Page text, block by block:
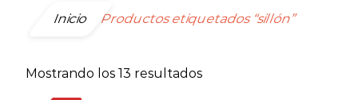
Inicio Productos etiquetados “sillón”
Mostrando los 13 resultadosOrdenado